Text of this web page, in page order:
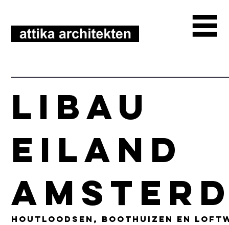
LIBAU
EILAND
houtloodsen, boothuizen en